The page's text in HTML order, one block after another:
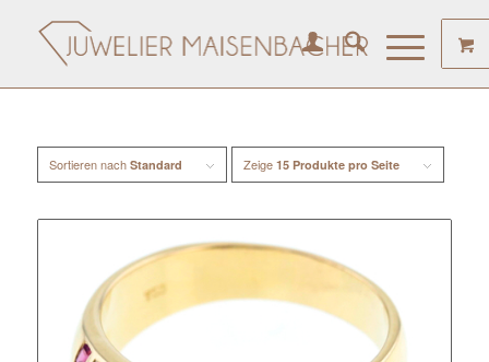
Sortieren nach Standard Zeige 15 Produkte pro Seite